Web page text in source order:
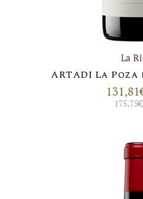
La
ARTADI La
131,81
175,75€